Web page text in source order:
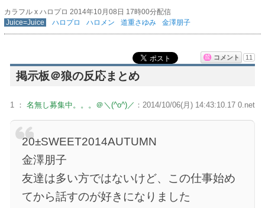
カラフル x ハロプロ 2014年10月08日 17時00分配信
Juice=Juice
ハロプロ ハロメン 道重さゆみ 金澤朋子
コメント 11
掲示板＠狼の反応まとめ
1 ： 名無し募集中。。。＠＼(^o^)／ ：2014/10/06(月) 14:43:10.17 0.net
20±SWEET2014AUTUMN
金澤朋子
友達は多い方ではないけど、この仕事始め
てから話すのが好きになりました